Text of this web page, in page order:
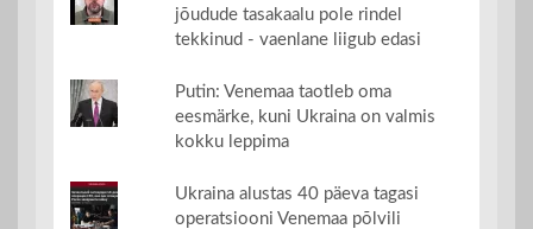
jõudude tasakaalu pole rindel
tekkinud - vaenlane liigub edasi
Putin: Venemaa taotleb oma
eesmärke, kuni Ukraina on valmis
kokku leppima
Ukraina alustas 40 päeva tagasi
operatsiooni Venemaa põlvili